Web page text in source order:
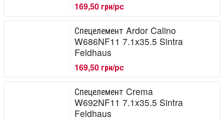
169,50 грн/pc
Спецелемент Ardor Calino
W686NF11 7.1x35.5 Sintra
Feldhaus
169,50 грн/pc
Спецелемент Crema
W692NF11 7.1x35.5 Sintra
Feldhaus